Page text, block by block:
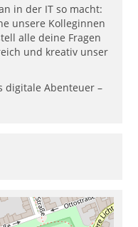
in der IT so macht:
unsere Kolleginnen
alle deine Fragen
und kreativ unser
digitale Abenteuer –